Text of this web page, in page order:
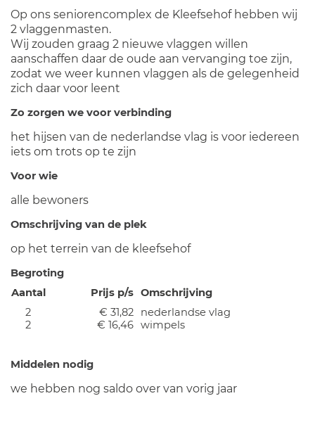
Op ons seniorencomplex de Kleefsehof hebben wij
2 vlaggenmasten.
Wij zouden graag 2 nieuwe vlaggen willen
aanschaffen daar de oude aan vervanging toe zijn,
zodat we weer kunnen vlaggen als de gelegenheid
zich daar voor leent
Zo zorgen we voor verbinding
het hijsen van de nederlandse vlag is voor iedereen
iets om trots op te zijn
Voor wie
alle bewoners
Omschrijving van de plek
op het terrein van de kleefsehof
Begroting
Aantal
Prijs p/s Omschrijving
2
€ 31,82
nederlandse vlag
2
€ 16,46 wimpels
Middelen nodig
we hebben nog saldo over van vorig jaar